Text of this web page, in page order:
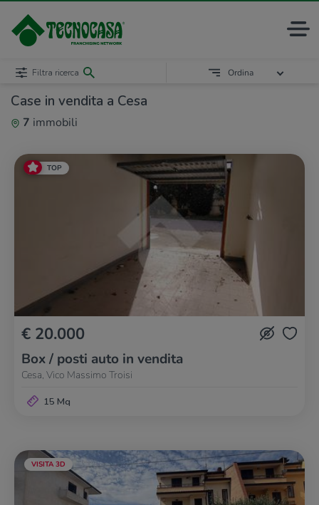
Case in vendita a Cesa
7 immobili
Filtra ricerca Ordina
TOP
€ 20.000
Box / posti auto in vendita
Cesa, Vico Massimo Troisi
15 Mq
VISITA 3D